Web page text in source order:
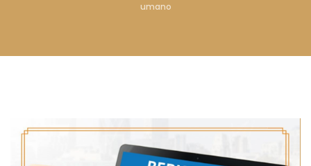
umano